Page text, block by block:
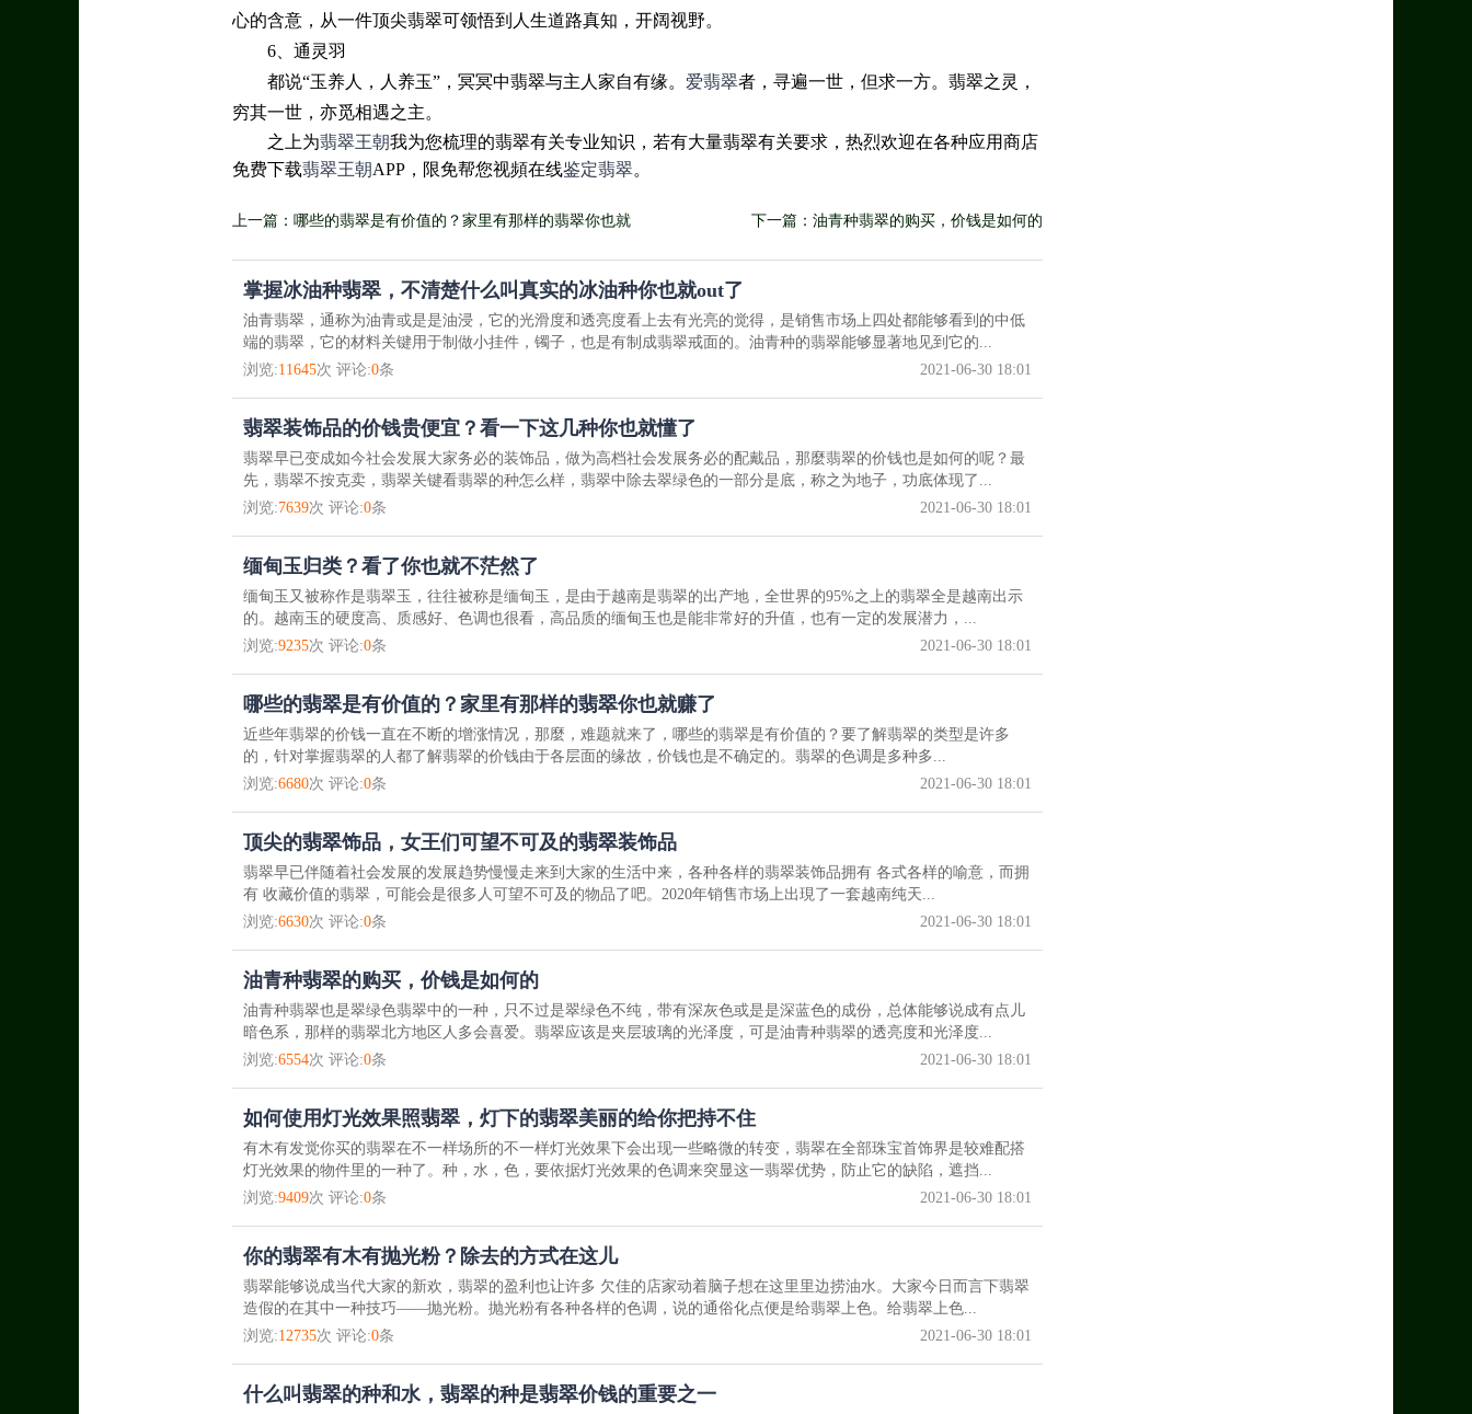
心的含意，从一件顶尖翡翠可领悟到人生道路真知，开阔视野。
6、通灵羽
都说“玉养人，人养玉”，冥冥中翡翠与主人家自有缘。 爱翡翠者，寻遍一世，但求一方。翡翠之灵，
穷其一世，亦觅相遇之主。
之上为翡翠王朝我为您梳理的翡翠有关专业知识，若有大量翡翠有关要求，热烈欢迎在各种应用商店
免费下载翡翠王朝APP，限免帮您视頻在线鉴定翡翠。
上一篇：哪些的翡翠是有价值的？家里有那样的翡翠你也就
下一篇：油青种翡翠的购买，价钱是如何的
掌握冰油种翡翠，不清楚什么叫真实的冰油种你也就out了
油青翡翠，通称为油青或是是油浸，它的光滑度和透亮度看上去有光亮的觉得，是销售市场上四处都能够看到的中低
端的翡翠，它的材料关键用于制做小挂件，镯子，也是有制成翡翠戒面的。油青种的翡翠能够显著地见到它的...
浏览:11645次 评论:0条 2021-06-30 18:01
翡翠装饰品的价钱贵便宜？看一下这几种你也就懂了
翡翠早已变成如今社会发展大家务必的装饰品，做为高档社会发展务必的配戴品，那麼翡翠的价钱也是如何的呢？最
先，翡翠不按克卖，翡翠关键看翡翠的种怎么样，翡翠中除去翠绿色的一部分是底，称之为地子，功底体现了...
浏览:7639次 评论:0条 2021-06-30 18:01
缅甸玉归类？看了你也就不茫然了
缅甸玉又被称作是翡翠玉，往往被称是缅甸玉，是由于越南是翡翠的出产地，全世界的95%之上的翡翠全是越南出示
的。越南玉的硬度高、质感好、色调也很看，高品质的缅甸玉也是能非常好的升值，也有一定的发展潜力，...
浏览:9235次 评论:0条 2021-06-30 18:01
哪些的翡翠是有价值的？家里有那样的翡翠你也就赚了
近些年翡翠的价钱一直在不断的增涨情况，那麼，难题就来了，哪些的翡翠是有价值的？要了解翡翠的类型是许多
的，针对掌握翡翠的人都了解翡翠的价钱由于各层面的缘故，价钱也是不确定的。翡翠的色调是多种多...
浏览:6680次 评论:0条 2021-06-30 18:01
顶尖的翡翠饰品，女王们可望不可及的翡翠装饰品
翡翠早已伴随着社会发展的发展趋势慢慢走来到大家的生活中来，各种各样的翡翠装饰品拥有 各式各样的喻意，而拥
有 收藏价值的翡翠，可能会是很多人可望不可及的物品了吧。2020年销售市场上出現了一套越南纯天...
浏览:6630次 评论:0条 2021-06-30 18:01
油青种翡翠的购买，价钱是如何的
油青种翡翠也是翠绿色翡翠中的一种，只不过是翠绿色不纯，带有深灰色或是是深蓝色的成份，总体能够说成有点儿
暗色系，那样的翡翠北方地区人多会喜爱。翡翠应该是夹层玻璃的光泽度，可是油青种翡翠的透亮度和光泽度...
浏览:6554次 评论:0条 2021-06-30 18:01
如何使用灯光效果照翡翠，灯下的翡翠美丽的给你把持不住
有木有发觉你买的翡翠在不一样场所的不一样灯光效果下会出现一些略微的转变，翡翠在全部珠宝首饰界是较难配搭
灯光效果的物件里的一种了。种，水，色，要依据灯光效果的色调来突显这一翡翠优势，防止它的缺陷，遮挡...
浏览:9409次 评论:0条 2021-06-30 18:01
你的翡翠有木有抛光粉？除去的方式在这儿
翡翠能够说成当代大家的新欢，翡翠的盈利也让许多 欠佳的店家动着脑子想在这里里边捞油水。大家今日而言下翡翠
造假的在其中一种技巧——抛光粉。抛光粉有各种各样的色调，说的通俗化点便是给翡翠上色。给翡翠上色...
浏览:12735次 评论:0条 2021-06-30 18:01
什么叫翡翠的种和水，翡翠的种是翡翠价钱的重要之一